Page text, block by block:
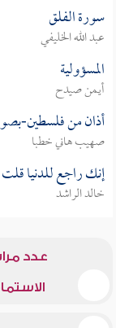
سورة الفلق
عبد الله الخليفي
المسؤولية
أيمن صيدح
أذان من فلسطين-
صهيب هاني خطبا
إنك راجع للدنيا
خالد الراشد
عدد